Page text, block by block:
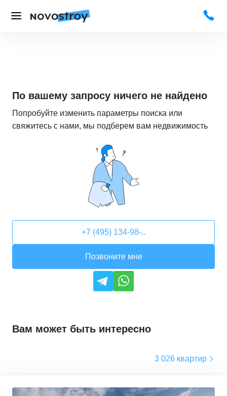
По вашему запросу ничего не найдено
Попробуйте изменить параметры поиска или
свяжитесь с нами, мы подберем вам недвижимость
+7 (495) 134-98-..
Позвоните мне
Вам может быть интересно
3 026 квартир